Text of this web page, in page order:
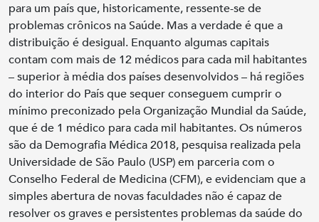
para um país que, historicamente, ressente-se de
problemas crônicos na Saúde. Mas a verdade é que a
distribuição é desigual. Enquanto algumas capitais
contam com mais de 12 médicos para cada mil habitantes
– superior à média dos países desenvolvidos – há regiões
do interior do País que sequer conseguem cumprir o
mínimo preconizado pela Organização Mundial da Saúde,
que é de 1 médico para cada mil habitantes.Os números
são da Demografia Médica 2018, pesquisa realizada pela
Universidade de São Paulo (USP) em parceria com o
Conselho Federal de Medicina (CFM), e evidenciam que a
simples abertura de novas faculdades não é capaz de
resolver os graves e persistentes problemas da saúde do